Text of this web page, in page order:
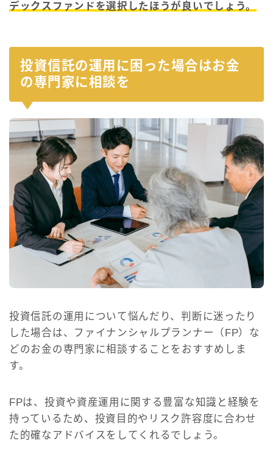
デックスファンドを選択したほうが良いでしょう。
投資信託の運用に困った場合はお金
の専門家に相談を
投資信託の運用について悩んだり、判断に迷ったり
した場合は、ファイナンシャルプランナー（FP）な
どのお金の専門家に相談することをおすすめしま
す。
FPは、投資や資産運用に関する豊富な知識と経験を
持っているため、投資目的やリスク許容度に合わせ
た的確なアドバイスをしてくれるでしょう。